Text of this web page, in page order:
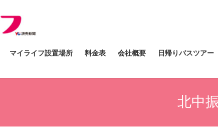
マイライフ設置場所 料金表 会社概要 日帰りバスツアー
北中振